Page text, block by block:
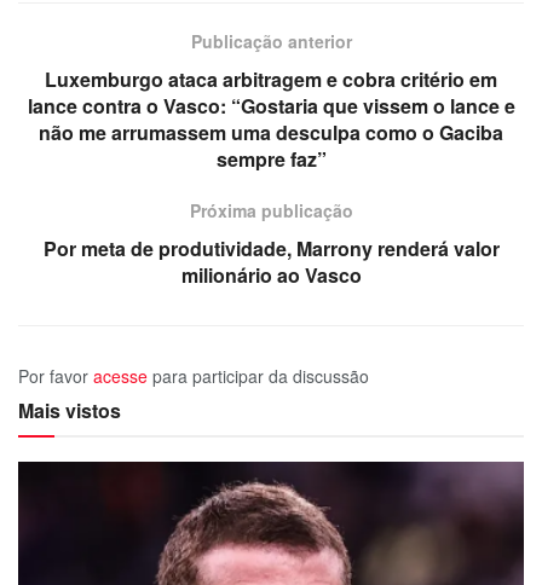
Publicação anterior
Luxemburgo ataca arbitragem e cobra critério em
lance contra o Vasco: “Gostaria que vissem o lance e
não me arrumassem uma desculpa como o Gaciba
sempre faz”
Próxima publicação
Por meta de produtividade, Marrony renderá valor
milionário ao Vasco
Por favor acesse para participar da discussão
Mais vistos